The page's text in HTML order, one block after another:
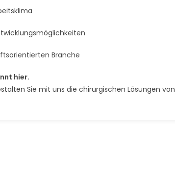
Branche
hier.
Sie mit uns die chirurgischen Lösungen